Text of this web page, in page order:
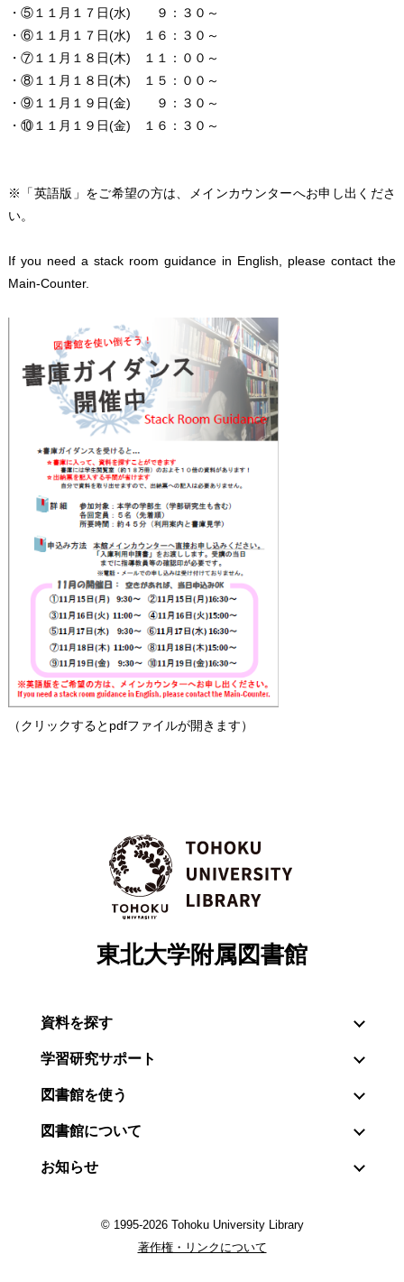
・⑤１１月１７日(水) ９：３０～
・⑥１１月１７日(水) １６：３０～
・⑦１１月１８日(木) １１：００～
・⑧１１月１８日(木) １５：００～
・⑨１１月１９日(金) ９：３０～
・⑩１１月１９日(金) １６：３０～
※「英語版」をご希望の方は、メインカウンターへお申し出くださ
い。
If you need a stack room guidance in English, please contact the
Main-Counter.
（クリックするとpdfファイルが開きます）
東北大学附属図書館
資料を探す
学習研究サポート
図書館を使う
図書館について
お知らせ
© 1995-2026 Tohoku University Library
著作権・リンクについて